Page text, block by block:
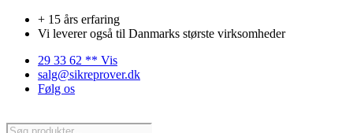
Videre+ 15 års erfaring
Vi leverer også til Danmarks største virksomheder
29 33 62 ** Vis
salg@sikreprover.dk
Følg os
Products